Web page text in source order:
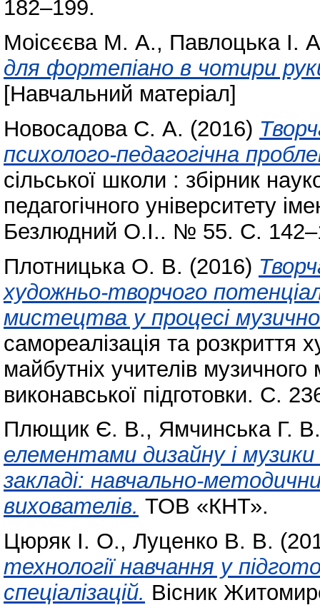
182–199.
Моісєєва М. А., Павлоцька І.
для фортепіано в чотири
[Навчальний матеріал]
Новосадова С. А. (2016)
психолого-педагогічна
сільської школи : збірник
педагогічного університету
Безлюдний О.І.. № 55. С.
Плотницька О. В. (2016)
художньо-творчого
мистецтва у процесі
самореалізація та розкриття
майбутніх учителів
виконавської підготовки. С.
Плющик Є. В., Ямчинська Г. В.
елементами дизайну і
закладі: навчально-
вихователів. ТОВ «КНТ».
Цюряк І. О., Луценко В. В.
технології навчання у
спеціалізацій. Вісник